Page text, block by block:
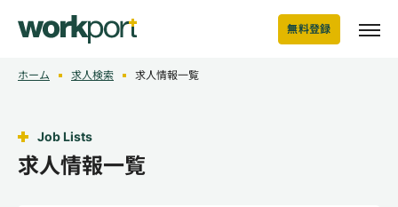
無料登録
ホーム 求人検索 求人情報一覧
Job Lists
求人情報一覧